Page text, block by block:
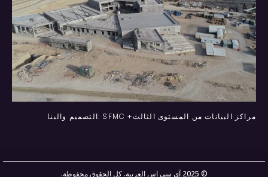
مراكز البيانات من المستوى الثالث+ SFMC :التصميم والبنا
© 2025 آي سي إس العربية. كل الحقوق محفوظة.